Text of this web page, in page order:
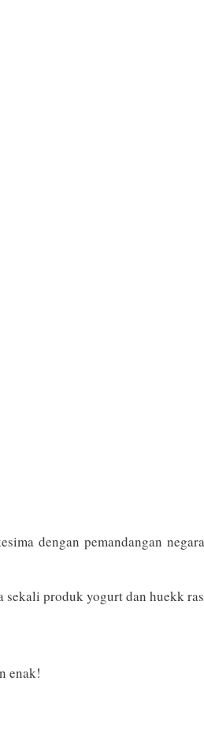
dengan pemandangan
produk yogurt dan huekk
enak!